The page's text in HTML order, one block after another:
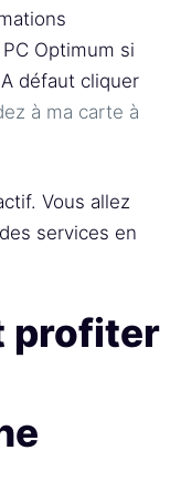
Optimum si
défaut cliquer
à ma carte à
Vous allez
services en
profiter